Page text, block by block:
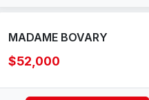
MADAME BOVARY
$52,000